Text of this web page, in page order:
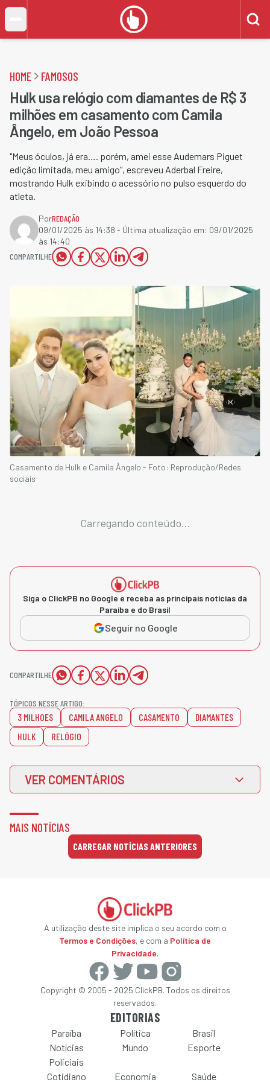
HOME FAMOSOS
Hulk usa relógio com diamantes de R$ 3
milhões em casamento com Camila
Ângelo, em João Pessoa
"Meus óculos, já era…. porém, amei esse Audemars Piguet
edição limitada, meu amigo", escreveu Aderbal Freire,
mostrando Hulk exibindo o acessório no pulso esquerdo do
atleta.
PorREDAÇÃO
09/01/2025 às 14:38 - Última atualização em: 09/01/2025
às 14:40
COMPARTILHE
Casamento de Hulk e Camila Ângelo - Foto: Reprodução/Redes
sociais
Carregando conteúdo...
Siga o ClickPB no Google e receba as principais notícias da
Paraíba e do Brasil
Seguir no Google
COMPARTILHE
TÓPICOS NESSE ARTIGO:
3 MILHOES CAMILA ANGELO CASAMENTO
DIAMANTES
HULK
RELÓGIO
VER COMENTÁRIOS
MAIS NOTÍCIAS
CARREGAR NOTÍCIAS ANTERIORES
A utilização deste site implica o seu acordo com o
Termos e Condições, e com a Política de
Privacidade.
Copyright © 2005 - 2025 ClickPB. Todos os direitos
reservados.
EDITORIAS
Paraíba Política
Brasil
Notícias
Policiais
Mundo Esporte
Cotidiano Economia Saúde